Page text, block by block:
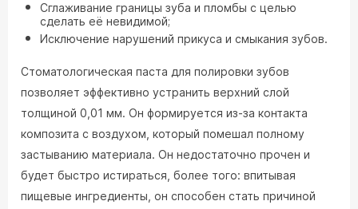
Сглаживание границы зуба и пломбы с целью
сделать её невидимой;
Исключение нарушений прикуса и смыкания зубов.
Стоматологическая паста для полировки зубов
позволяет эффективно устранить верхний слой
толщиной 0,01 мм. Он формируется из-за контакта
композита с воздухом, который помешал полному
застыванию материала. Он недостаточно прочен и
будет быстро истираться, более того: впитывая
пищевые ингредиенты, он способен стать причиной